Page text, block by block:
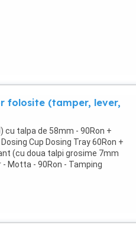
folosite (tamper, lever,
talpa de 58mm - 90Ron +
Cup Dosing Tray 60Ron +
(cu doua talpi grosime 7mm
Motta - 90Ron - Tamping